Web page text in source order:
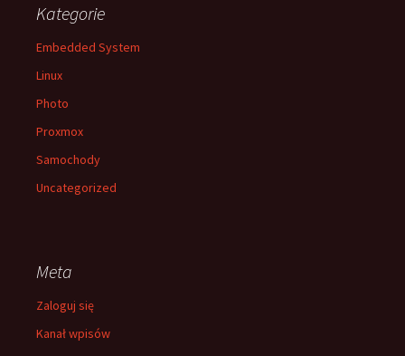
Kategorie
Embedded System
Linux
Photo
Proxmox
Samochody
Uncategorized
Meta
Zaloguj się
Kanał wpisów